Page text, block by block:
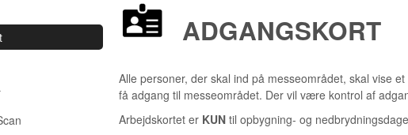
ADGANGSKORT
Alle personer, der skal ind på messeområdet, skal vise
få adgang til messeområdet. Der vil være kontrol af
Arbejdskortet er KUN til opbygning- og